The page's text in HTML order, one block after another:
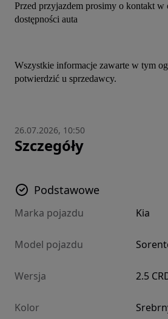
Przed przyjazdem prosimy o kontakt w
dostępności auta
Wszystkie informacje zawarte w tym
potwierdzić u sprzedawcy.
26.07.2026, 10:50
Szczegóły
Podstawowe
Marka pojazdu Kia
Model pojazdu
Wersja 2.5
Kolor